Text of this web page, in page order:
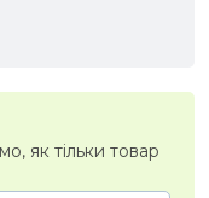
як тільки товар